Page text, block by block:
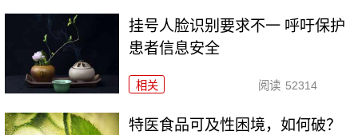
挂号人脸识别要求不一 呼吁保护
患者信息安全
相关 阅读 52314
特医食品可及性困境，如何破？